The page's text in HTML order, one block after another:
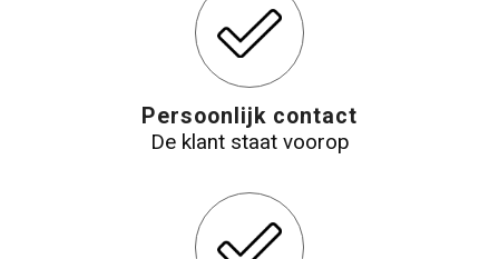
Persoonlijk contact
De klant staat voorop